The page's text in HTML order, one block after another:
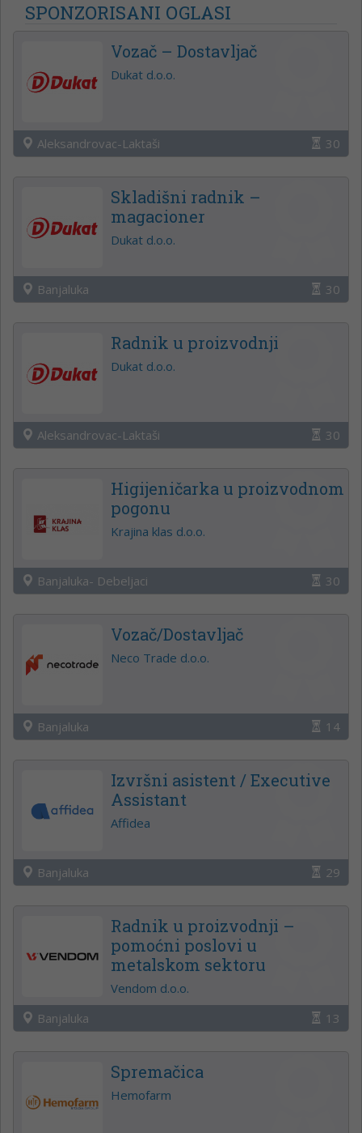
SPONZORISANI OGLASI
Vozač – Dostavljač
Dukat d.o.o.
Aleksandrovac-Laktaši 30
Skladišni radnik –
magacioner
Dukat d.o.o.
Banjaluka 30
Radnik u proizvodnji
Dukat d.o.o.
Aleksandrovac-Laktaši 30
Higijeničarka u proizvodnom
pogonu
Krajina klas d.o.o.
Banjaluka- Debeljaci 30
Vozač/Dostavljač
Neco Trade d.o.o.
Banjaluka 14
Izvršni asistent / Executive
Assistant
Affidea
Banjaluka 29
Radnik u proizvodnji –
pomoćni poslovi u
metalskom sektoru
Vendom d.o.o.
Banjaluka
13
Spremačica
Hemofarm